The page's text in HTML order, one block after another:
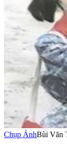
Chụp ẢnhBùi Văn